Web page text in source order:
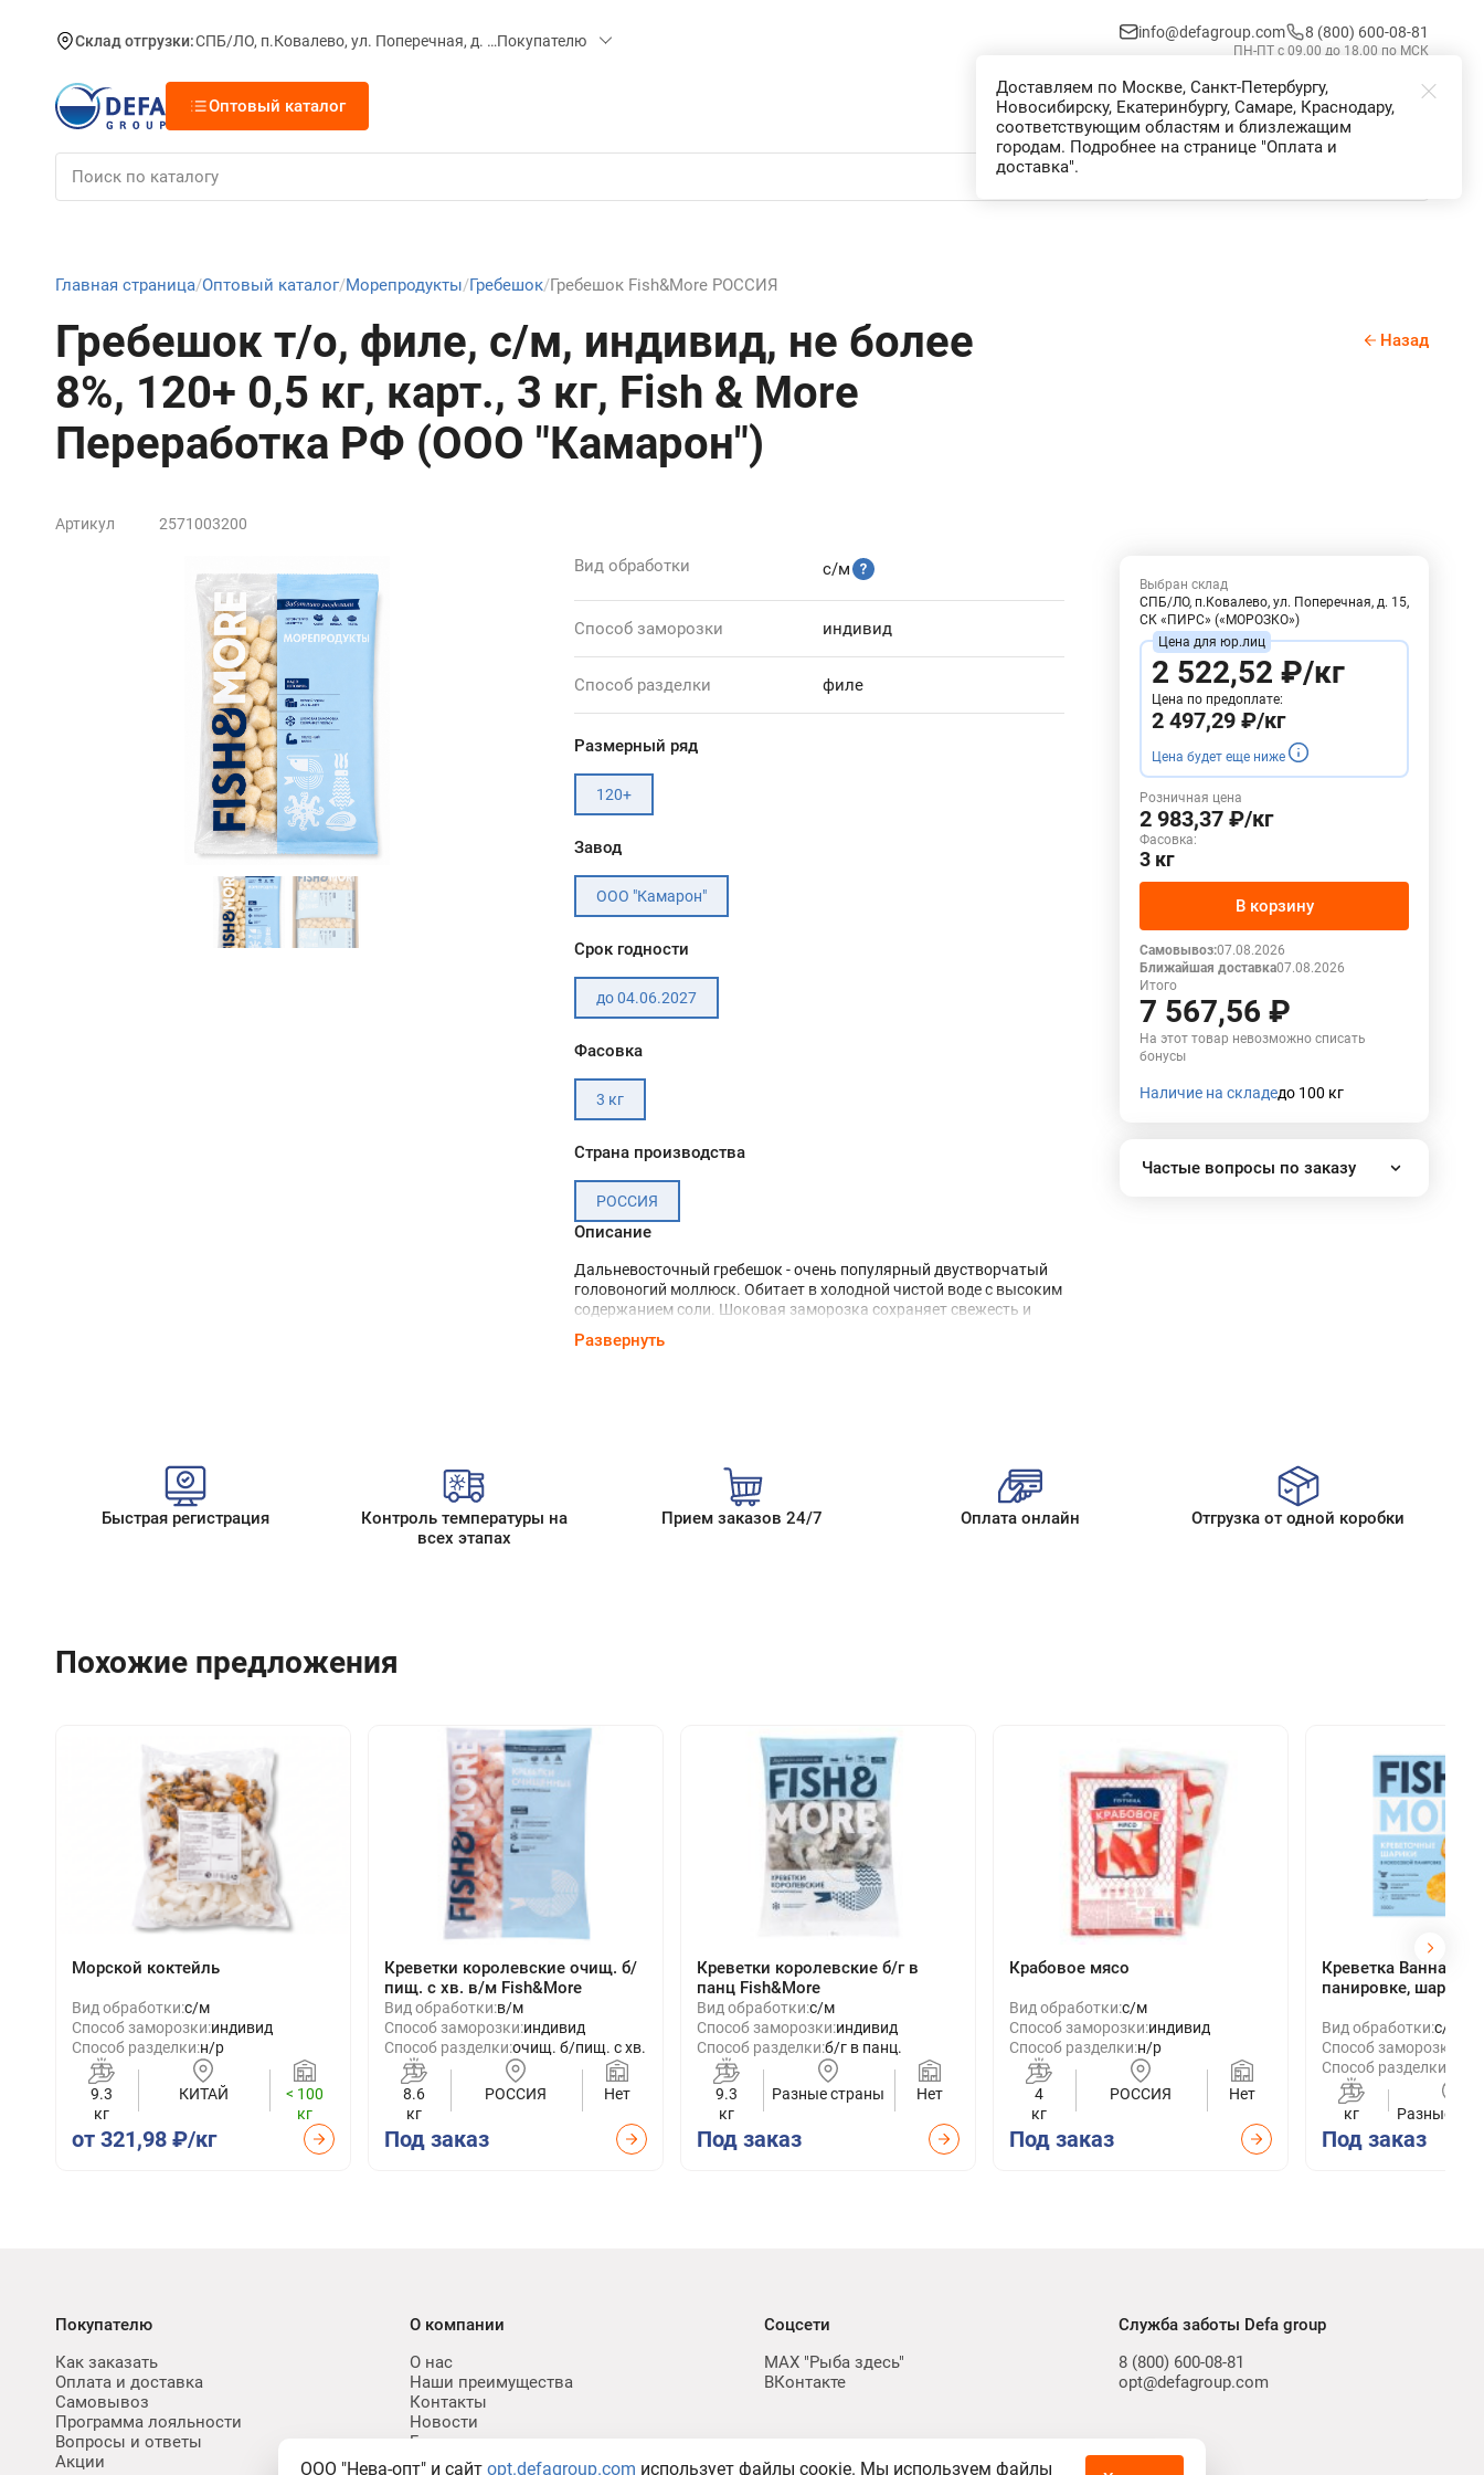
Склад отгрузки:СПБ/ЛО, п.Ковалево, ул. Поперечная, д. 15, СК «ПИРС» («МОРОЗКО»)
Покупателю info@defagroup.com 8 (800) 600-08-81
ПН-ПТ с 09.00 до 18.00 по МСК
Оптовый каталог Избранное Корзина Войти
Главная страница Оптовый каталог Морепродукты Гребешок Гребешок Fish&More РОССИЯ
Гребешок т/о, филе, с/м, индивид, не более
8%, 120+ 0,5 кг, карт., 3 кг, Fish & More
Переработка РФ (ООО "Камарон")
Назад
Артикул 2571003200
Вид обработки с/м
Способ заморозки индивид
Способ разделки филе
Размерный ряд
120+
Завод
ООО "Камарон"
Срок годности
до 04.06.2027
Фасовка
3 кг
Страна производства
РОССИЯ
Описание
Дальневосточный гребешок - очень популярный двустворчатый
головоногий моллюск. Обитает в холодной чистой воде с высоким
содержанием соли. Шоковая заморозка сохраняет свежесть и
упаковка обеспечивает отличный внешний вид.
суточная норма йода, тиамина и железа. Филе морского гребешка
используют в сыром виде для приготовления севиче, карпаччо,
крудо и тартара.
Развернуть
Выбран склад
СПБ/ЛО, п.Ковалево, ул. Поперечная, д. 15,
СК «ПИРС» («МОРОЗКО»)
2 522,52 ₽/кг
Цена по предоплате:
2 497,29 ₽/кг
Цена будет еще ниже
Розничная цена
2 983,37 ₽/кг
Фасовка:
3 кг
В корзину
Самовывоз:07.08.2026
Ближайшая доставка07.08.2026
Итого
7 567,56 ₽
На этот товар невозможно списать
бонусы
Наличие на складедо 100 кг
Частые вопросы по заказу
Быстрая регистрация
Контроль температуры на
всех этапах
Прием заказов 24/7 Оплата онлайн Отгрузка от одной коробки
Похожие предложения
Морской коктейль
Вид обработки:с/м
Способ заморозки:индивид
Способ разделки:н/р
9.3
кг
КИТАЙ
< 100
кг
от 321,98 ₽/кг
Креветки королевские очищ. б/
пищ. с хв. в/м Fish&More
Вид обработки:в/м
Способ заморозки:индивид
Способ разделки:очищ. б/пищ. с хв.
8.6
кг
РОССИЯ Нет
Под заказ
Креветки королевские б/г в
панц Fish&More
Вид обработки:с/м
Способ заморозки:индивид
Способ разделки:б/г в панц.
9.3
кг
Разные страны Нет
Под заказ
Крабовое мясо
Вид обработки:с/м
Способ заморозки:индивид
Способ разделки:н/р
4
кг
РОССИЯ Нет
Под заказ
Креветка
панировке, шарик
Вид обработки:с/м
Способ заморозки:
Способ разделки:
кг Разные
Под заказ
Покупателю
Как заказать
Оплата и доставка
Самовывоз
Программа лояльности
Вопросы и ответы
Акции
О компании
О нас
Наши преимущества
Контакты
Новости
Блог
Карьера
Соцсети
MAX "Рыба здесь"
ВКонтакте
Служба заботы Defa group
8 (800) 600-08-81
opt@defagroup.com
Доставляем по Москве, Санкт-Петербургу,
Новосибирску, Екатеринбургу, Самаре, Краснодару,
соответствующим областям и близлежащим
городам. Подробнее на странице "Оплата и
доставка".
ООО "Нева-опт" и сайт opt.defagroup.com использует файлы соокіе. Мы используем файлы